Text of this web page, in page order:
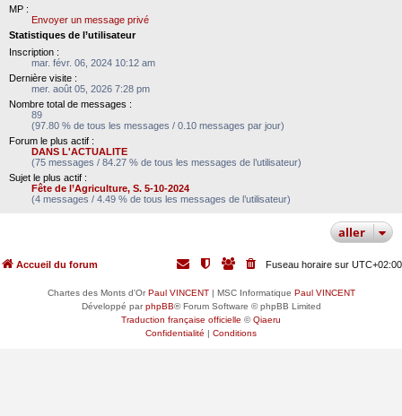
MP :
Envoyer un message privé
Statistiques de l’utilisateur
Inscription :
mar. févr. 06, 2024 10:12 am
Dernière visite :
mer. août 05, 2026 7:28 pm
Nombre total de messages :
89
(97.80 % de tous les messages / 0.10 messages par jour)
Forum le plus actif :
DANS L'ACTUALITE
(75 messages / 84.27 % de tous les messages de l’utilisateur)
Sujet le plus actif :
Fête de l’Agriculture, S. 5-10-2024
(4 messages / 4.49 % de tous les messages de l’utilisateur)
aller
Accueil du forum Fuseau horaire sur UTC+02:00
Chartes des Monts d'OrPaul VINCENT| MSC Informatique Paul VINCENT
Développé parphpBB® Forum Software © phpBB Limited
Traduction française officielle ©Qiaeru
Confidentialité | Conditions